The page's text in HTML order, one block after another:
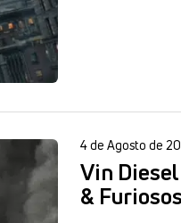
4 de Agosto de
Vin
&